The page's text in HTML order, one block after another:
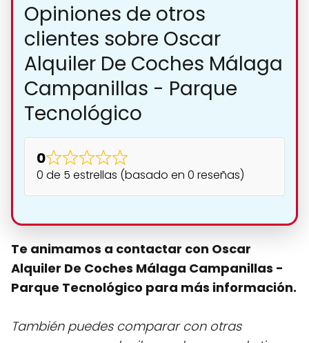
Opiniones de otros
clientes sobre Oscar
Alquiler De Coches Málaga
Campanillas - Parque
Tecnológico
0
0 de 5 estrellas (basado en 0 reseñas)
Te animamos a contactar con Oscar
Alquiler De Coches Málaga Campanillas -
Parque Tecnológico para más información.
También puedes comparar con otras